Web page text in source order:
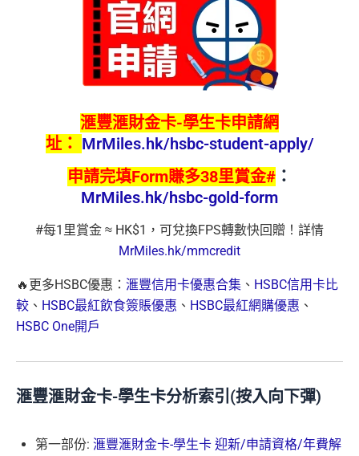
滙豐滙財金卡-學生卡申請網
址： MrMiles.hk/hsbc-student-apply/
申請完填Form賺多38里賞金# ：
MrMiles.hk/hsbc-gold-form
#每1里賞金 ≈ HK$1，可兌換FPS轉數快回贈！詳情
MrMiles.hk/mmcredit
🔥更多HSBC優惠： 滙豐信用卡優惠合集 、 HSBC信用卡比
較 、 HSBC最紅飲食簽賬優惠 、 HSBC最紅網購優惠 、
HSBC One開戶
滙豐滙財金卡-學生卡分析索引(按入向下彈)
第一部份: 滙豐滙財金卡-學生卡 迎新/申請資格/年費解